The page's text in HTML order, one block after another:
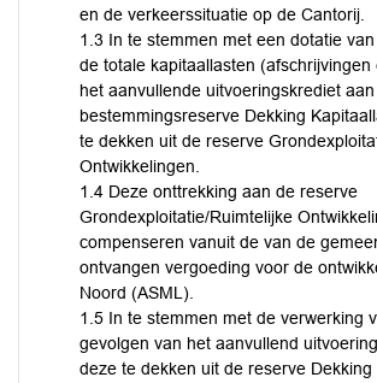
en de verkeerssituatie op de Cantorij.
1.3 In te stemmen met een dotatie
de totale kapitaallasten (afschrijvingen
het aanvullende uitvoeringskrediet
bestemmingsreserve Dekking
te dekken uit de reserve
Ontwikkelingen.
1.4 Deze onttrekking aan de reserve
Grondexploitatie/Ruimtelijke
compenseren vanuit de van de
ontvangen vergoeding voor de
Noord (ASML).
1.5 In te stemmen met de verwerking
gevolgen van het aanvullend
deze te dekken uit de reserve Dekking